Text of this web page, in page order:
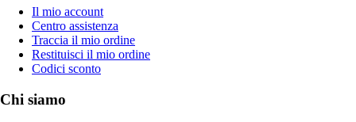
Il mio account
Centro assistenza
Traccia il mio ordine
Restituisci il mio ordine
Codici sconto
Chi siamo